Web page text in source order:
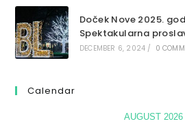
Doček Nove 2025.
Spektakularna
DECEMBER 6, 2024 / 0
Calendar
AUGUST 2026